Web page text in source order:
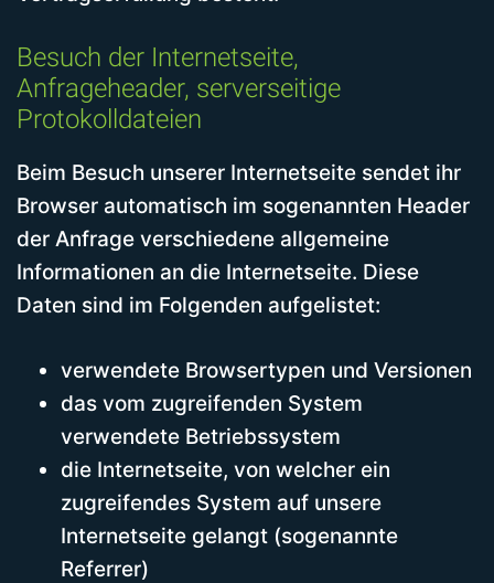
Besuch der Internetseite,
Anfrageheader, serverseitige
Protokolldateien
Beim Besuch unserer Internetseite sendet ihr
Browser automatisch im sogenannten Header
der Anfrage verschiedene allgemeine
Informationen an die Internetseite. Diese
Daten sind im Folgenden aufgelistet:
verwendete Browsertypen und Versionen
das vom zugreifenden System
verwendete Betriebssystem
die Internetseite, von welcher ein
zugreifendes System auf unsere
Internetseite gelangt (sogenannte
Referrer)